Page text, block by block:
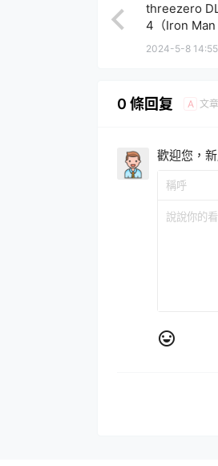
threezero
4（Iron Man
降落展覽會
2024-5-8
0 條回复 A 文
歡迎您，